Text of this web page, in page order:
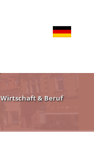
Wirtschaft & Beruf